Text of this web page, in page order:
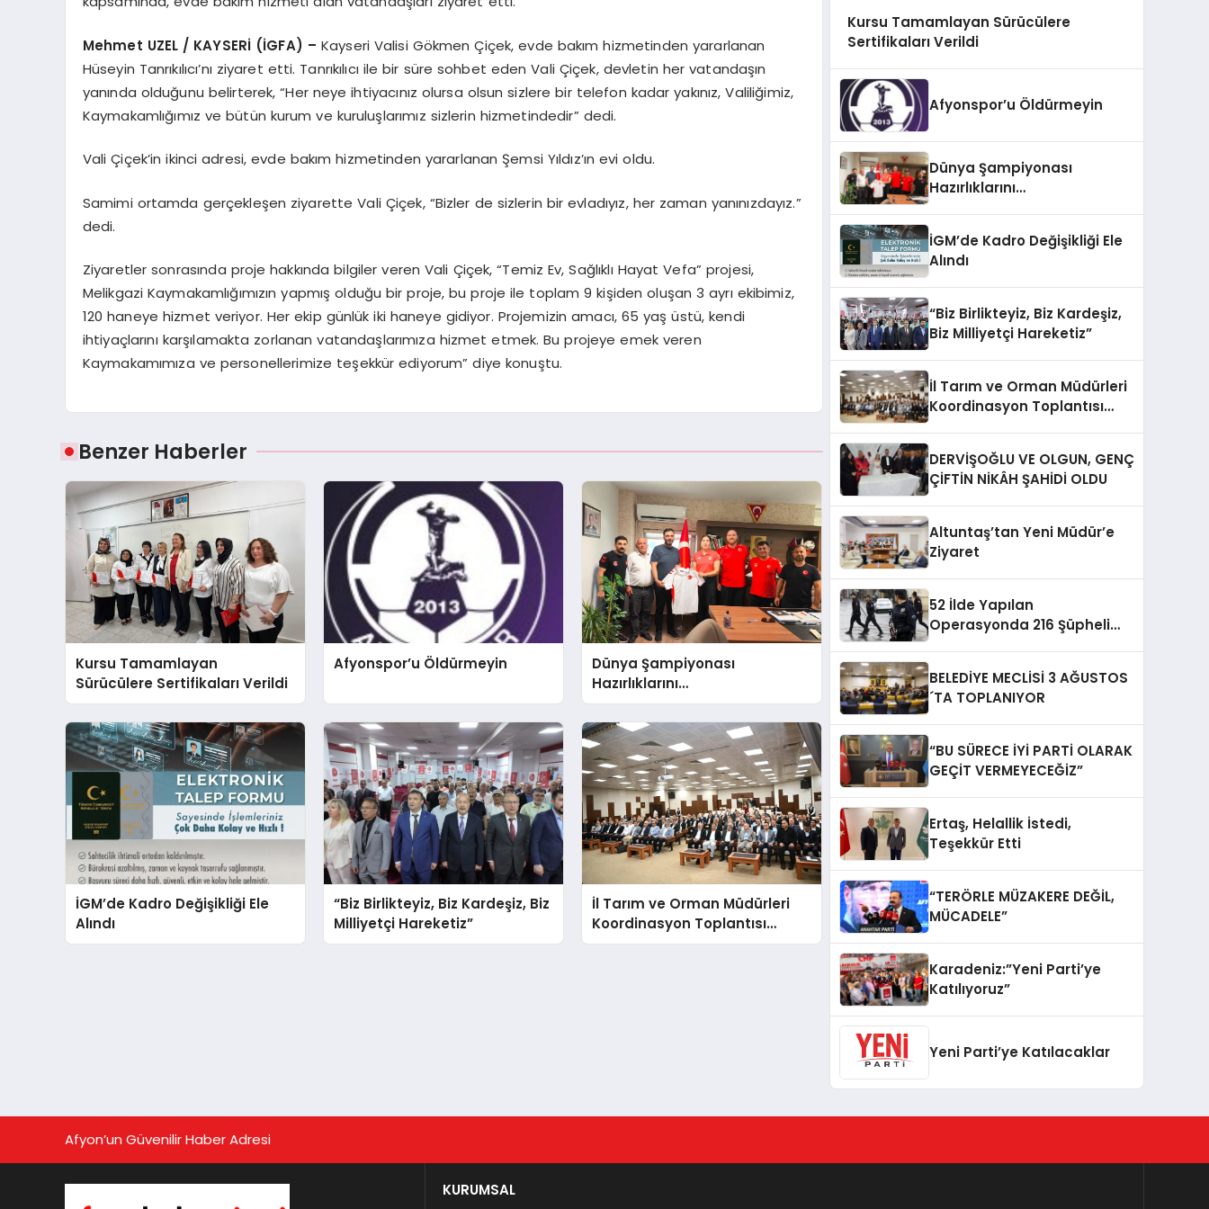
Mehmet UZEL / KAYSERİ (İGFA) – Kayseri Valisi Gökmen Çiçek, evde bakım hizmetinden yararlanan
Hüseyin Tanrıkılıcı’nı ziyaret etti. Tanrıkılıcı ile bir süre sohbet eden Vali Çiçek, devletin her vatandaşın
yanında olduğunu belirterek, “Her neye ihtiyacınız olursa olsun sizlere bir telefon kadar yakınız, Valiliğimiz,
Kaymakamlığımız ve bütün kurum ve kuruluşlarımız sizlerin hizmetindedir” dedi.
Vali Çiçek’in ikinci adresi, evde bakım hizmetinden yararlanan Şemsi Yıldız’ın evi oldu.
Samimi ortamda gerçekleşen ziyarette Vali Çiçek, “Bizler de sizlerin bir evladıyız, her zaman yanınızdayız.”
dedi.
Ziyaretler sonrasında proje hakkında bilgiler veren Vali Çiçek, “Temiz Ev, Sağlıklı Hayat Vefa” projesi,
Melikgazi Kaymakamlığımızın yapmış olduğu bir proje, bu proje ile toplam 9 kişiden oluşan 3 ayrı ekibimiz,
120 haneye hizmet veriyor. Her ekip günlük iki haneye gidiyor. Projemizin amacı, 65 yaş üstü, kendi
ihtiyaçlarını karşılamakta zorlanan vatandaşlarımıza hizmet etmek. Bu projeye emek veren
Kaymakamımıza ve personellerimize teşekkür ediyorum” diye konuştu.
Benzer Haberler
Kursu Tamamlayan
Sürücülere Sertifikaları Verildi
Afyonspor’u Öldürmeyin
Dünya Şampiyonası
Hazırlıklarını
Afyonkarahisar’da
Sürdürüyorlar
İGM’de Kadro Değişikliği Ele
Alındı
“Biz Birlikteyiz, Biz Kardeşiz, Biz
Milliyetçi Hareketiz”
İl Tarım ve Orman Müdürleri
Koordinasyon Toplantısı
Düzenlendi
Kursu Tamamlayan Sürücülere
Sertifikaları Verildi
Afyonspor’u Öldürmeyin
Dünya Şampiyonası
Hazırlıklarını
İGM’de Kadro Değişikliği Ele
Alındı
“Biz Birlikteyiz, Biz Kardeşiz,
Biz Milliyetçi Hareketiz”
İl Tarım ve Orman Müdürleri
Koordinasyon Toplantısı
DERVİŞOĞLU VE OLGUN, GENÇ
ÇİFTİN NİKÂH ŞAHİDİ OLDU
Altuntaş’tan Yeni Müdür’e
Ziyaret
52 İlde Yapılan
Operasyonda 216 Şüpheli
BELEDİYE MECLİSİ 3 AĞUSTOS
´TA TOPLANIYOR
“BU SÜRECE İYİ PARTİ OLARAK
GEÇİT VERMEYECEĞİZ”
Ertaş, Helallik İstedi,
Teşekkür Etti
“TERÖRLE MÜZAKERE DEĞİL,
MÜCADELE”
Karadeniz:”Yeni Parti’ye
Katılıyoruz”
Yeni Parti’ye Katılacaklar
Afyon’un Güvenilir Haber Adresi
KURUMSAL